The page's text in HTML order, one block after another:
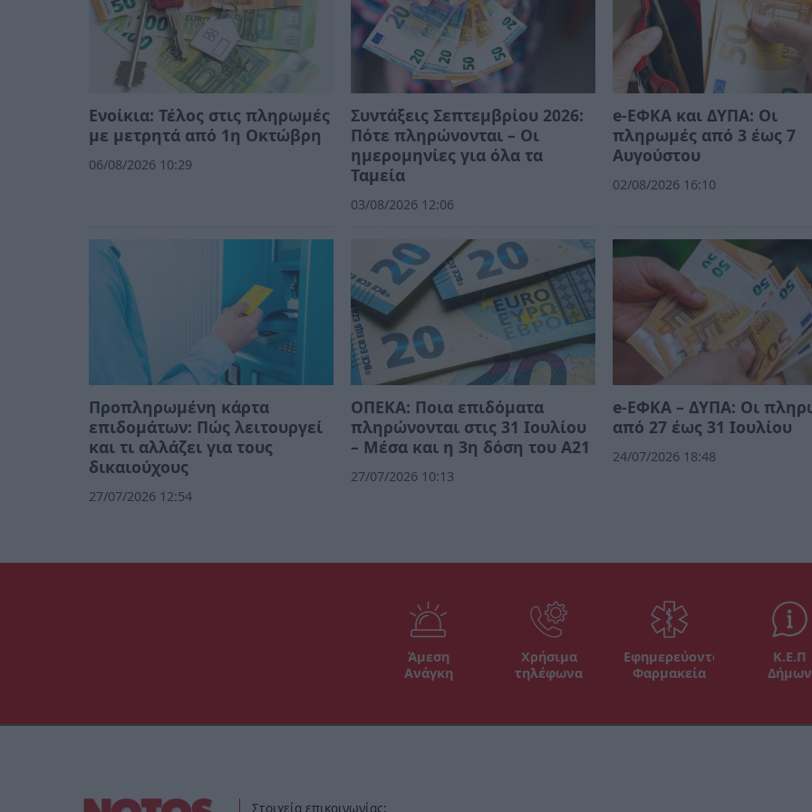
Ενοίκια: Τέλος στις πληρωμές
με μετρητά από 1η Οκτώβρη
06/08/2026 10:29
Συντάξεις Σεπτεμβρίου 2026:
Πότε πληρώνονται – Οι
ημερομηνίες για όλα τα
Ταμεία
03/08/2026 12:06
e-ΕΦΚΑ και ΔΥΠΑ: Οι
πληρωμές από 3 έως 7
Αυγούστου
02/08/2026 16:10
Προπληρωμένη κάρτα
επιδομάτων: Πώς λειτουργεί
και τι αλλάζει για τους
δικαιούχους
27/07/2026 12:54
ΟΠΕΚΑ: Ποια επιδόματα
πληρώνονται στις 31 Ιουλίου
– Μέσα και η 3η δόση του Α21
27/07/2026 10:13
e-ΕΦΚΑ – ΔΥΠΑ: Οι
από 27 έως 31 Ιουλίου
24/07/2026 18:48
Άμεση
Ανάγκη
Χρήσιμα
τηλέφωνα
Εφημερεύοντα
Φαρμακεία
Κ.Ε.Π
Δήμων
Στοιχεία επικοινωνίας: